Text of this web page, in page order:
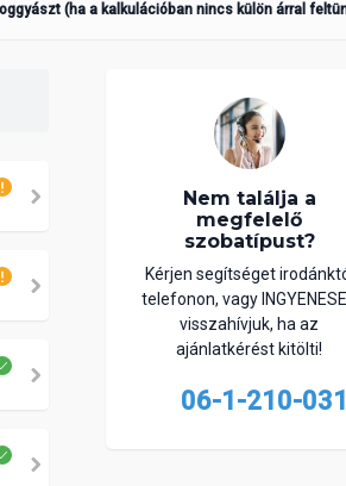
(ha a kalkulációban nincs külön árral
Nem találja a
megfelelő
szobatípust?
Kérjen segítséget
telefonon, vagy
visszahívjuk, ha az
ajánlatkérést kitölti!
06-1-210-